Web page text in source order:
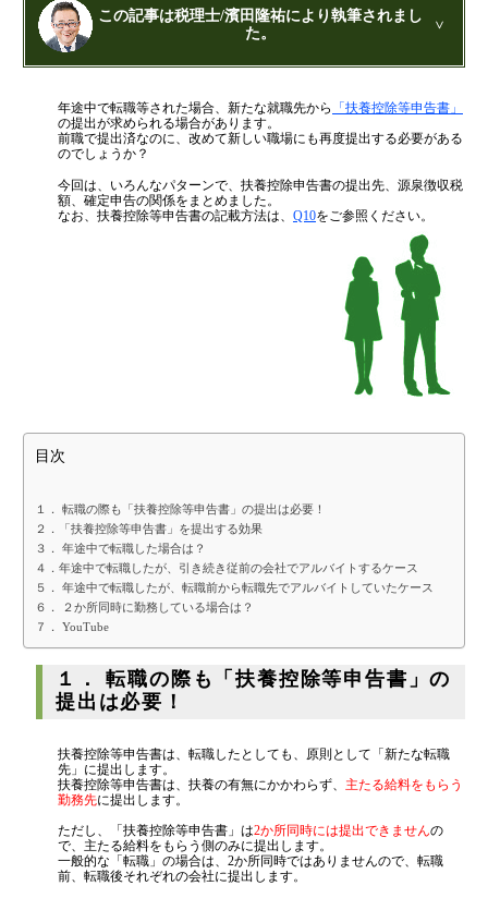
融資を受けやすくする経営
金融機関から調達するメリットとデメリット
料金案内
通常料金
他の税理士事務所からの切り替えの場合
事務所案内
代表挨拶
神戸オフィス
大阪オフィス
事務所概要
アクセスマップ
代表プロフィール
スタッフプロフィール
採用情報
税金の豆知識
この記事は税理士/濱田隆祐により執筆されまし
た。
はまだ税理士法人の代表税理士
近畿税理士会 神戸支部：登録番号121899
日本公認会計士協会 兵庫会：
1973年生まれ、大阪府豊中市出身
あずさ監査法人出身
はまだ税理士法
年途中で転職等された場合、新たな就職先から
「扶養控除等申告書」
の提出が求められる場合があります。
前職で提出済なのに、改めて新しい職場にも再度提出する必要がある
のでしょうか？
今回は、いろんなパターンで、扶養控除申告書の提出先、源泉徴収税
額、確定申告の関係をまとめました。
なお、扶養控除等申告書の記載方法は、 Q10をご参照ください。
目次
１． 転職の際も「扶養控除等申告書」の提出は必要！
２．「扶養控除等申告書」を提出する効果
３． 年途中で転職した場合は？
４．年途中で転職したが、引き続き従前の会社でアルバイトするケース
５． 年途中で転職したが、転職前から転職先でアルバイトしていたケース
６． ２か所同時に勤務している場合は？
７． YouTube
１． 転職の際も「扶養控除等申告書」の
提出は必要！
扶養控除等申告書は、転職したとしても、原則として「新たな転職
先」に提出します。
扶養控除等申告書は、扶養の有無にかかわらず、 主たる給料をもらう
勤務先に提出します。
ただし、「扶養控除等申告書」は2か所同時には提出できませんの
で、主たる給料をもらう側のみに提出します。
一般的な「転職」の場合は、2か所同時ではありませんので、転職
前、転職後それぞれの会社に提出します。